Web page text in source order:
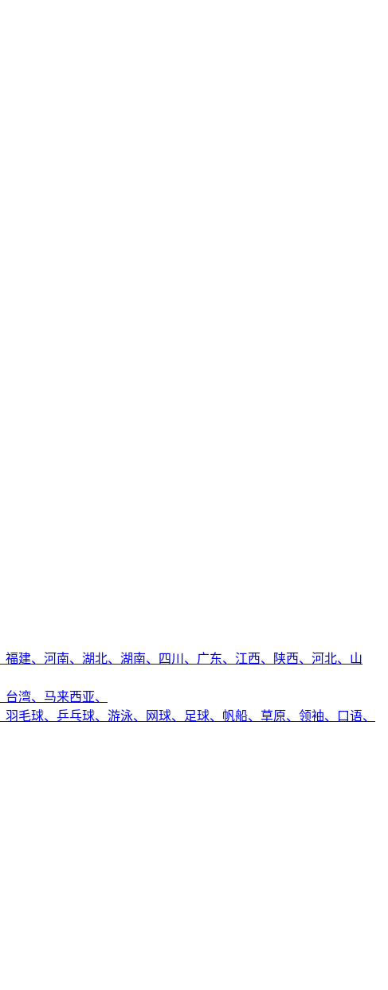
福建、 河南、 湖北、 湖南、 四川、 广东、 江西、 陕西、 河北、 山
台湾、 马来西亚、
羽毛球、 乒乓球、 游泳、 网球、 足球、 帆船、 草原、 领袖、
口语、